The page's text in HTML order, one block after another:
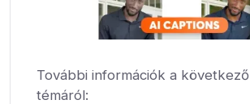
További információk a következő
témáról: